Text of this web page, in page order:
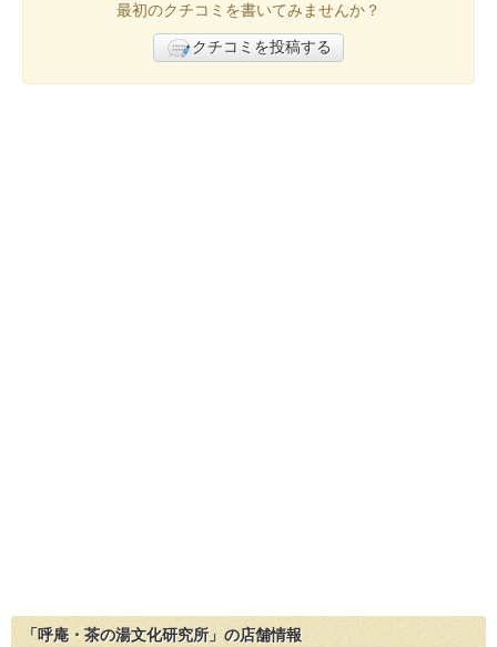
最初のクチコミを書いてみませんか？
クチコミを投稿する
「呼庵・茶の湯文化研究所」の店舗情報